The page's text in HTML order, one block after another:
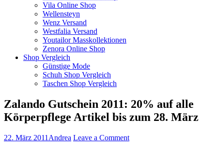
Vila Online Shop
Wellensteyn
Wenz Versand
Westfalia Versand
Youtailor Masskollektionen
Zenora Online Shop
Shop Vergleich
Günstige Mode
Schuh Shop Vergleich
Taschen Shop Vergleich
Zalando Gutschein 2011: 20% auf alle
Körperpflege Artikel bis zum 28. März
22. März 2011 Andrea Leave a Comment